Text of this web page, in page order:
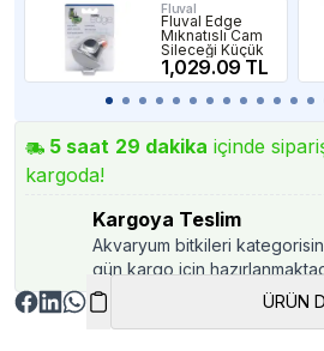
Fluval
Fluval Edge
Mıknatıslı Cam
Sileceği Küçük
1,029.09 TL
5 saat 29 dakika içinde
kargoda!
Kargoya Teslim
Akvaryum bitkileri
gün kargo için
ÜRÜN